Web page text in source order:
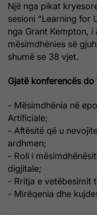
Një nga pikat
sesioni “Learning for
nga Grant Kempton, i
mësimdhënies së
shumë se 38 vjet.
Gjatë konferencës
- Mësimdhënia në
Artificiale;
- Aftësitë që u
ardhmen;
- Roli i
digjitale;
- Rritja e vetëbesimit
- Mirëqenia dhe